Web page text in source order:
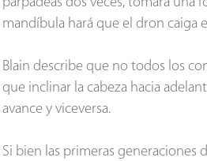
parpadeas dos veces, tomará una
mandíbula hará que el dron caiga
Blain describe que no todos los
que inclinar la cabeza hacia
avance y viceversa.
Si bien las primeras generaciones